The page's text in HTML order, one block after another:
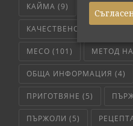
КАЙМА (9) КАРАНТИЯ
КАЧЕСТВЕНО МЕСО
МЕСО (101) МЕТОД
ОБЩА ИНФОРМАЦИЯ (4)
ПРИГОТВЯНЕ (5)
ПЪРЖОЛИ (5)